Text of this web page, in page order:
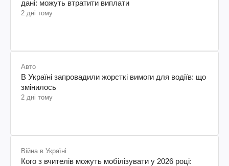
дані: можуть втратити виплати
2 дні тому
Авто
В Україні запровадили жорсткі вимоги для водіїв: що
змінилось
2 дні тому
Війна в Україні
Кого з вчителів можуть мобілізувати у 2026 році: